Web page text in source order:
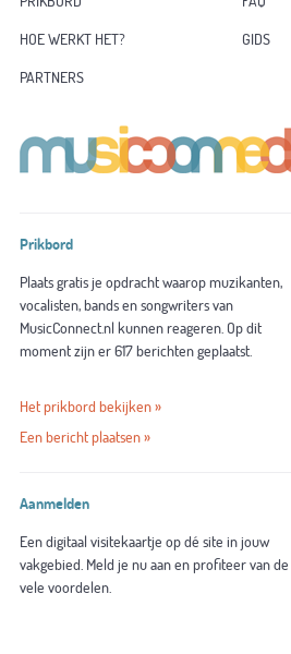
HOE WERKT HET?
GIDS
PARTNERS
Prikbord
Plaats gratis je opdracht waarop muzikanten,
vocalisten, bands en songwriters van
MusicConnect.nl kunnen reageren. Op dit
moment zijn er 617 berichten geplaatst.
Het prikbord bekijken »
Een bericht plaatsen »
Aanmelden
Een digitaal visitekaartje op dé site in jouw
vakgebied. Meld je nu aan en profiteer van de
vele voordelen.